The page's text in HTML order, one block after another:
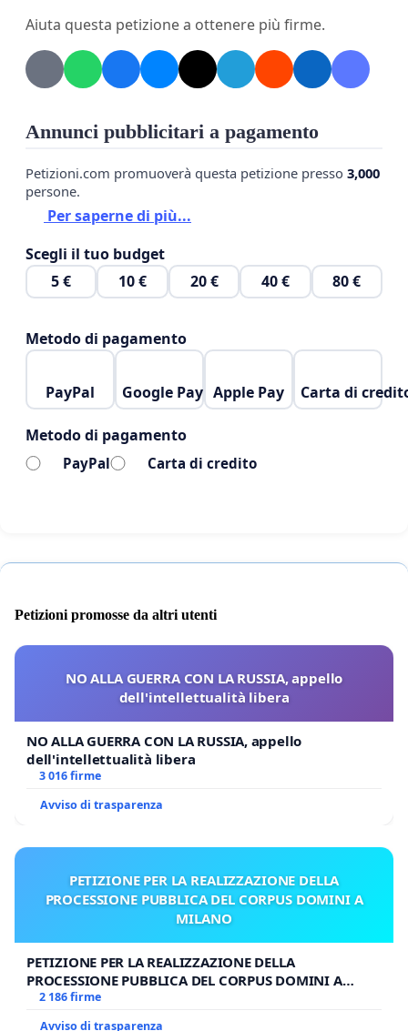
Aiuta questa petizione a ottenere più firme.
Annunci pubblicitari a pagamento
Petizioni.com promuoverà questa petizione presso 3,000
persone.
Per saperne di più...
Scegli il tuo budget
5 €
10 € 20 € 40 € 80 €
Metodo di pagamento
PayPal Google Pay Apple Pay Carta di
Metodo di pagamento
PayPal Carta di credito
Petizioni promosse da altri utenti
NO ALLA GUERRA CON LA RUSSIA, appello
dell'intellettualità libera
NO ALLA GUERRA CON LA RUSSIA, appello
dell'intellettualità libera
3 016 firme
Avviso di trasparenza
PETIZIONE PER LA REALIZZAZIONE DELLA
PROCESSIONE PUBBLICA DEL CORPUS DOMINI A
MILANO
PETIZIONE PER LA REALIZZAZIONE DELLA
PROCESSIONE PUBBLICA DEL CORPUS DOMINI A
MILANO
2 186 firme
Avviso di trasparenza